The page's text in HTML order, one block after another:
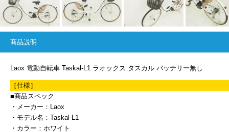
商品説明
Laox 電動自転車 Taskal-L1 ラオックス タスカル バッテリー無し
［仕様］
■商品スペック
・メーカー：Laox
・モデル名：Taskal-L1
・カラー：ホワイト